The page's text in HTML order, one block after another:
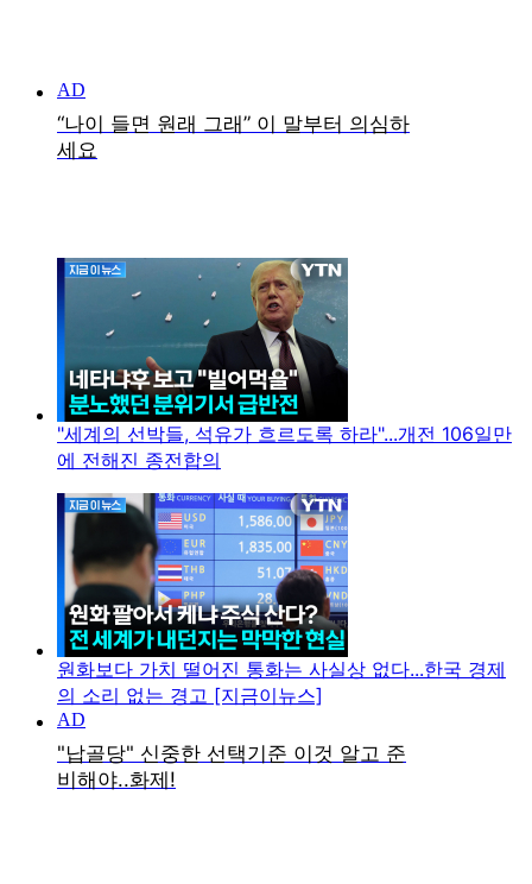
"세계의 선박들, 석유가 흐르도록 하라"...개전 106일만
에 전해진 종전합의
원화보다 가치 떨어진 통화는 사실상 없다...한국 경제
의 소리 없는 경고 [지금이뉴스]